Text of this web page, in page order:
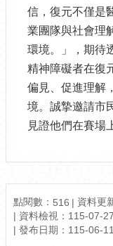
信，復元不僅是
業團隊與社會理
環境。」，期待
精神障礙者在復
偏見、促進理解
境。誠摯邀請市
見證他們在賽場
點閱數： 516
資料更
資料檢視：115-07-
發布日期：115-06-11